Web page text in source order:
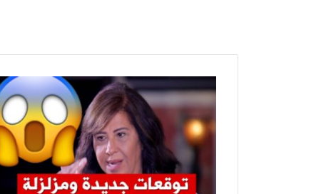
ما
تخطئ
تكهناتها
اللطيف